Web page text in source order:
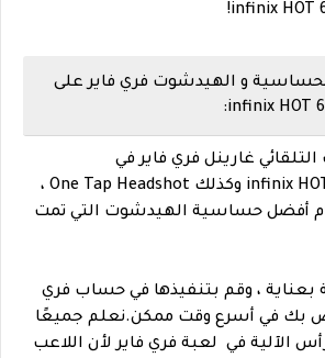
و الهيدشوت فري فاير على
غارينل فري فاير في
هاتف انفنكس infinix HOT 60i وكذلك One Tap Headshot ،
أفضل حساسية الهيدشوت التي تمت
بعناية ، وقم بتنفيذها في حساب فري
نعلم جميعًا
الآلية في لعبة فري فاير لأن اللاعب